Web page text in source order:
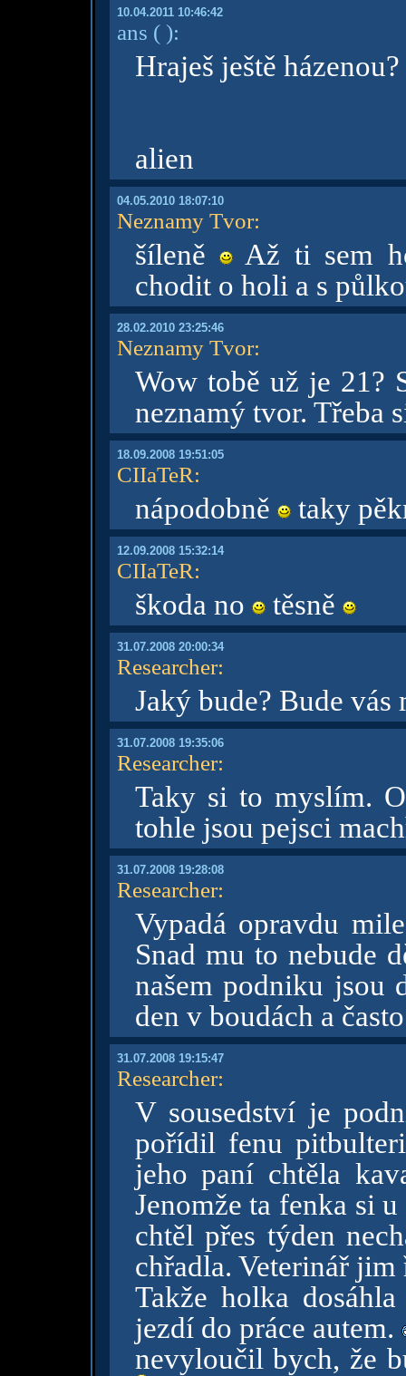
10.04.2011 10:46:42
ans ( ):
Hraješ ještě házenou?
alien
04.05.2010 18:07:10
Neznamy Tvor:
šíleně
Až ti sem
chodit o holi a s
28.02.2010 23:25:46
Neznamy Tvor:
Wow tobě už je 21?
neznamý tvor. Třeba
18.09.2008 19:51:05
CIIaTeR:
nápodobně taky
12.09.2008 15:32:14
CIIaTeR:
škoda no těsně
31.07.2008 20:00:34
Researcher:
Jaký bude? Bude
31.07.2008 19:35:06
Researcher:
Taky si to myslím.
tohle jsou pejsci
31.07.2008 19:28:08
Researcher:
Vypadá opravdu
Snad mu to nebude
našem podniku jsou
den v boudách a
31.07.2008 19:15:47
Researcher:
V sousedství je
pořídil fenu
jeho paní chtěla
Jenomže ta fenka si
chtěl přes týden
chřadla. Veterinář
Takže holka
jezdí do práce autem.
nevyloučil bych, že